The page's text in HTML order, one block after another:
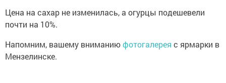
Цена на сахар не изменилась, а огурцы подешевели
почти на 10%.
Напомним, вашему вниманиюфотогалерея с ярмарки в
Мензелинске.